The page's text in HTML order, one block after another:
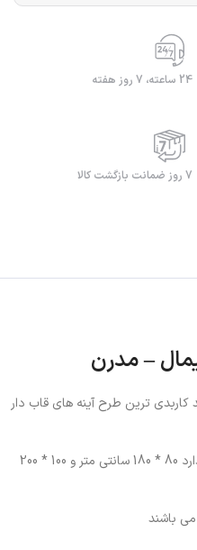
24 ساعته، 7 روز هفته
7 روز ضمانت بازگشت کالا
– مدرن
کاربدی ترین طرح آینه های قاب دار
این نوع آینه ها اغلب دارای ابعاد استاندارد 80 * 180 سانتی متر و 100 * 200
باشند